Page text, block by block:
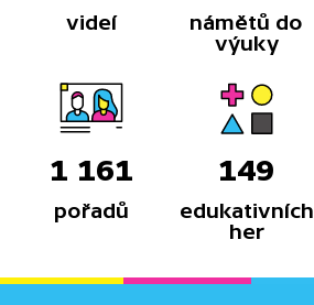
videí
námětů do
výuky
1 161
pořadů
149
edukativních
her